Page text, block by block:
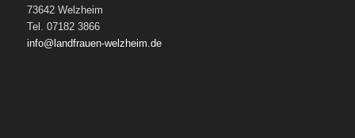
73642 Welzheim
Tel. 07182 3866
info@landfrauen-welzheim.de